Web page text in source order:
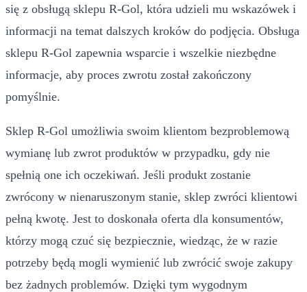
się z obsługą sklepu R-Gol, która udzieli mu wskazówek i
informacji na temat dalszych kroków do podjęcia. Obsługa
sklepu R-Gol zapewnia wsparcie i wszelkie niezbędne
informacje, aby proces zwrotu został zakończony
pomyślnie.
Sklep R-Gol umożliwia swoim klientom bezproblemową
wymianę lub zwrot produktów w przypadku, gdy nie
spełnią one ich oczekiwań. Jeśli produkt zostanie
zwrócony w nienaruszonym stanie, sklep zwróci klientowi
pełną kwotę. Jest to doskonała oferta dla konsumentów,
którzy mogą czuć się bezpiecznie, wiedząc, że w razie
potrzeby będą mogli wymienić lub zwrócić swoje zakupy
bez żadnych problemów. Dzięki tym wygodnym